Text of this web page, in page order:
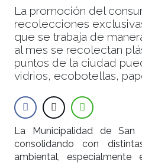
La promoción del
recolecciones
que se trabaja de
al mes se recolectan
puntos de la ciudad
vidrios, ecobotellas,
La Municipalidad de
consolidando con
ambiental,